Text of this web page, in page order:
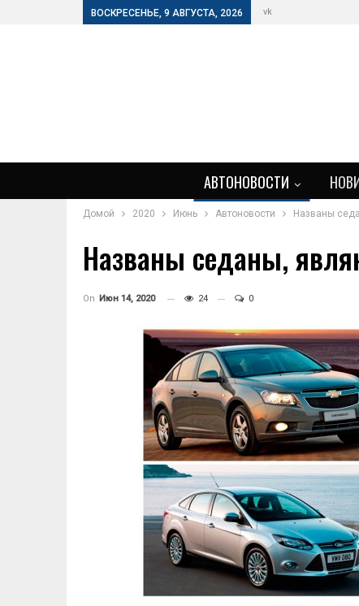
ВОСКРЕСЕНЬЕ, 9 АВГУСТА, 2026 vk
АВТОНОВОСТИ
Домой 2020 Июнь Автоновости Названы
Названы седаны,
On Июн 14, 2020 24 0